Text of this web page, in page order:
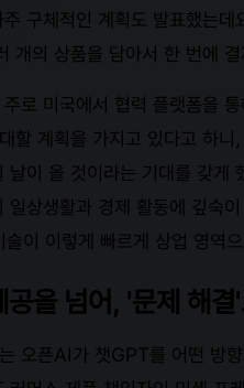
구체적인 계획도 발표했는
개의 상품을 담아서 한 번에
로 미국에서 협력 플랫폼을
할 계획을 가지고 있다고 하
날이 올 것이라는 기대를 갖게
일상생활과 경제 활동에 깊숙
이 이렇게 빠르게 상업 영역
공을 넘어, '문제 해
오픈AI가 챗GPT를 어떤 방